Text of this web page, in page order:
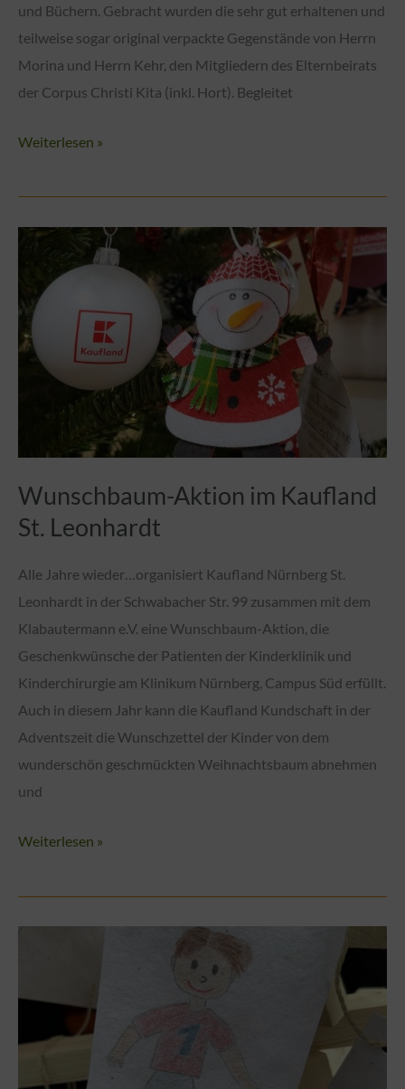
und Büchern. Gebracht wurden die sehr gut erhaltenen und
teilweise sogar original verpackte Gegenstände von Herrn
Morina und Herrn Kehr, den Mitgliedern des Elternbeirats
der Corpus Christi Kita (inkl. Hort). Begleitet
Die
aus
Kinder
Corpus
Christi
Süden
Nürnbergs
Spielsachen
für
die
Patienten
der
Kinderklinik
und
für
das
Spielhaus
Weiterlesen »
Wunschbaum-Aktion im Kaufland
St. Leonhardt
Alle Jahre wieder…organisiert Kaufland Nürnberg St.
Leonhardt in der Schwabacher Str. 99 zusammen mit dem
Klabautermann e.V. eine Wunschbaum-Aktion, die
Geschenkwünsche der Patienten der Kinderklinik und
Kinderchirurgie am Klinikum Nürnberg, Campus Süd erfüllt.
Auch in diesem Jahr kann die Kaufland Kundschaft in der
Adventszeit die Wunschzettel der Kinder von dem
wunderschön geschmückten Weihnachtsbaum abnehmen
und
Wunschbaum-
im
Weiterlesen »